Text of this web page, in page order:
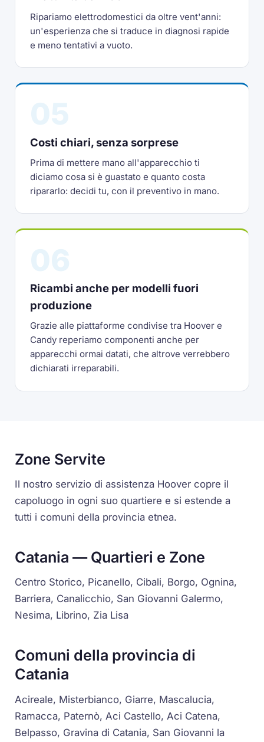
Ripariamo elettrodomestici da oltre vent'anni:
un'esperienza che si traduce in diagnosi rapide
e meno tentativi a vuoto.
Costi chiari, senza sorprese
Prima di mettere mano all'apparecchio ti
diciamo cosa si è guastato e quanto costa
ripararlo: decidi tu, con il preventivo in mano.
Ricambi anche per modelli fuori
produzione
Grazie alle piattaforme condivise tra Hoover e
Candy reperiamo componenti anche per
apparecchi ormai datati, che altrove verrebbero
dichiarati irreparabili.
Zone Servite
Il nostro servizio di assistenza Hoover copre il
capoluogo in ogni suo quartiere e si estende a
tutti i comuni della provincia etnea.
Catania — Quartieri e Zone
Centro Storico, Picanello, Cibali, Borgo, Ognina,
Barriera, Canalicchio, San Giovanni Galermo,
Nesima, Librino, Zia Lisa
Comuni della provincia di
Catania
Acireale, Misterbianco, Giarre, Mascalucia,
Ramacca, Paternò, Aci Castello, Aci Catena,
Belpasso, Gravina di Catania, San Giovanni la